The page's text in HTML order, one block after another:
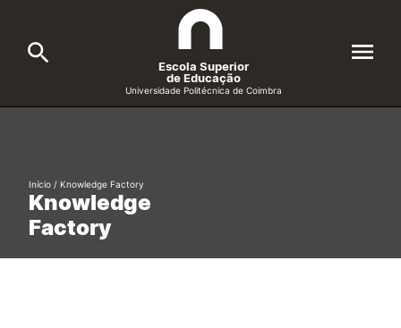
Cursos
Candidatos
Escola Superior
de Educação
Universidade Politécnica de Coimbra
Formative Offer
Knowledge
Factory
Início / Knowledge Factory